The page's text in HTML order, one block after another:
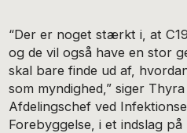
“Der er noget stærkt i, at
og de vil også have en stor
skal bare finde ud af,
som myndighed,” siger Thyra
Afdelingschef ved
Forebyggelse, i et indslag på